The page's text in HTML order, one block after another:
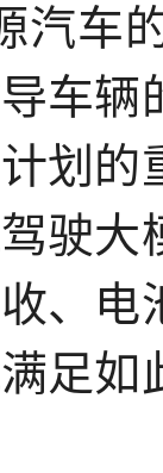
汽车
车
划
驶
、
足